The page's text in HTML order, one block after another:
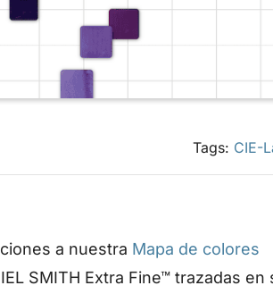
Tags: CIE-
a nuestra Mapa de colores
SMITH Extra Fine™ trazadas en